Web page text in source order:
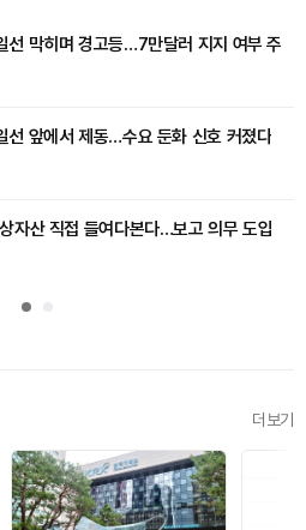
막히며 경고등…7만달러 지지 여부 주
앞에서 제동…수요 둔화 신호 커졌다
자산 직접 들여다본다…보고 의무 도입
더보기